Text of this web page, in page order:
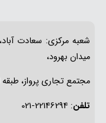
شعبه مرکزی: سعادت
میدان بهرود،
مجتمع تجاری پرواز، طبقه
تلفن: 22146294-021